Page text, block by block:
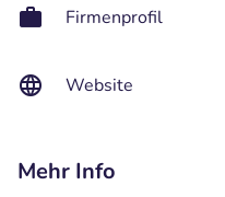
Firmenprofil
Website
Mehr Info